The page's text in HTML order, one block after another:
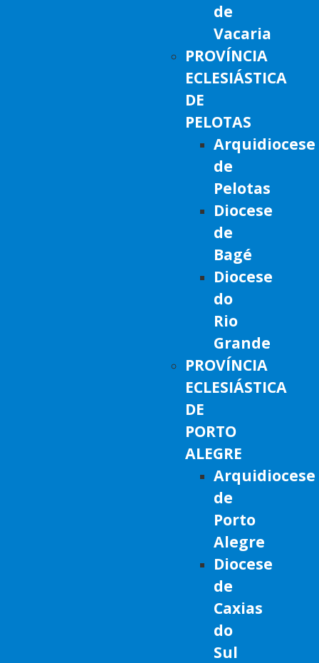
de
Vacaria
PROVÍNCIA
ECLESIÁSTICA
DE
PELOTAS
Arquidiocese
de
Pelotas
Diocese
de
Bagé
Diocese
do
Rio
Grande
PROVÍNCIA
ECLESIÁSTICA
DE
PORTO
ALEGRE
Arquidiocese
de
Porto
Alegre
Diocese
de
Caxias
do
Sul